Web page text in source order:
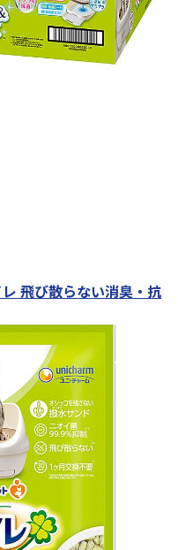
飛び散らない消臭・抗